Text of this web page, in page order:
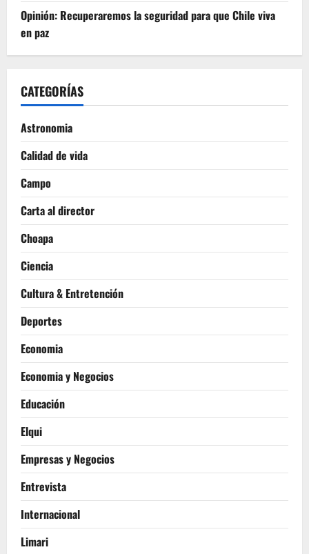
Opinión: Recuperaremos la seguridad para que Chile viva
en paz
CATEGORÍAS
Astronomia
Calidad de vida
Campo
Carta al director
Choapa
Ciencia
Cultura & Entretención
Deportes
Economia
Economia y Negocios
Educación
Elqui
Empresas y Negocios
Entrevista
Internacional
Limari